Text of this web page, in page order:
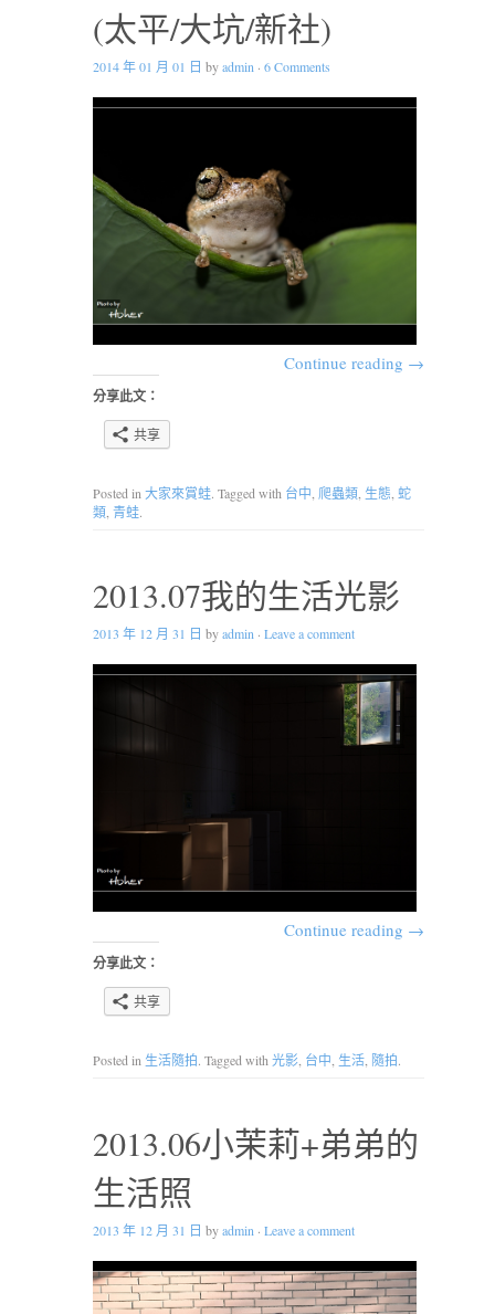
(太平/大坑/新社)
2014 年 01 月 01 日 byadmin · 6 Comments
Continue reading →
分享此文：
共享
Posted in大家來賞蛙. Tagged with 台中, 爬蟲類, 生態, 蛇
類, 青蛙.
2013.07我的生活光影
2013 年 12 月 31 日 byadmin · Leave a comment
Continue reading →
分享此文：
共享
Posted in 生活隨拍. Tagged with光影, 台中, 生活, 隨拍.
2013.06小茉莉+弟弟的
生活照
2013 年 12 月 31 日 byadmin · Leave a comment